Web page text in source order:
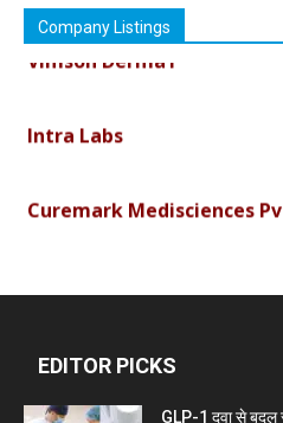
Company Listings
Vimson Derma1
Intra Labs
Curemark Medisciences
EDITOR PICKS
GLP-1 दवा से बदल